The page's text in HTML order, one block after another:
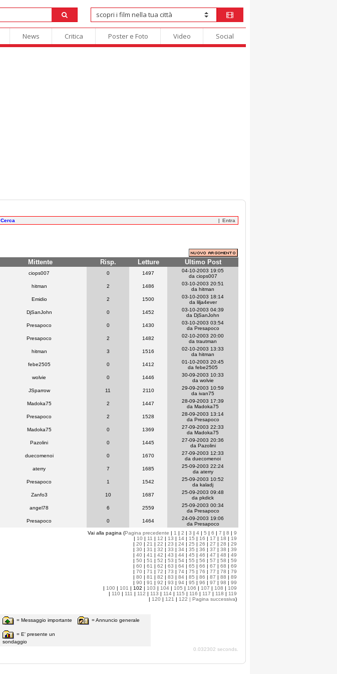
News Critica Poster e Foto Video Social
Cerca Entra
Mittente Risp. Letture
Ultimo Post
ciops007 0 1497
04-10-2003 19:05
da ciops007
hitman 2 1486
03-10-2003 20:51
da hitman
Emidio 2 1500
03-10-2003 18:14
da lilja4ever
DjSanJohn 0 1452
03-10-2003 04:39
da DjSanJohn
Presapoco 0 1430
03-10-2003 03:54
da Presapoco
Presapoco 2 1482
02-10-2003 20:00
da trautman
hitman 3 1516
02-10-2003 13:33
da hitman
febe2505 0 1412
01-10-2003 20:45
da febe2505
wolvie 0 1446
30-09-2003 10:33
da wolvie
JSparrow 11 2110
29-09-2003 10:59
da ivan75
Madoka75 2 1447
28-09-2003 17:39
da Madoka75
Presapoco 2 1528
28-09-2003 13:14
da Presapoco
Madoka75 0 1369
27-09-2003 22:33
da Madoka75
Pazolini 0 1445
27-09-2003 20:36
da Pazolini
duecomenoi 0 1670
27-09-2003 12:33
da duecomenoi
aterry 7 1685
25-09-2003 22:24
da aterry
Presapoco 1 1542
25-09-2003 10:52
da kaladj
Zanfo3 10 1687
25-09-2003 09:48
da pkdick
angel78 6 2559
25-09-2003 00:34
da Presapoco
Presapoco 0 1464
24-09-2003 19:06
da Presapoco
Vai alla pagina (Pagina precedente | 1 | 2 | 3 | 4 | 5 | 6 | 7 | 8 | 9
| 10 | 11 | 12 | 13 | 14 | 15 | 16 | 17 | 18 | 19
| 20 | 21 | 22 | 23 | 24 | 25 | 26 | 27 | 28 | 29
| 30 | 31 | 32 | 33 | 34 | 35 | 36 | 37 | 38 | 39
| 40 | 41 | 42 | 43 | 44 | 45 | 46 | 47 | 48 | 49
| 50 | 51 | 52 | 53 | 54 | 55 | 56 | 57 | 58 | 59
| 60 | 61 | 62 | 63 | 64 | 65 | 66 | 67 | 68 | 69
| 70 | 71 | 72 | 73 | 74 | 75 | 76 | 77 | 78 | 79
| 80 | 81 | 82 | 83 | 84 | 85 | 86 | 87 | 88 | 89
| 90 | 91 | 92 | 93 | 94 | 95 | 96 | 97 | 98 | 99
| 100 | 101 | 102 | 103 | 104 | 105 | 106 | 107 | 108 | 109
| 110 | 111 | 112 | 113 | 114 | 115 | 116 | 117 | 118 | 119
| 120 | 121 | 122 | Pagina successiva)
= Messaggio importante
= E' presente un
sondaggio
= Annuncio generale
0.032302 seconds.